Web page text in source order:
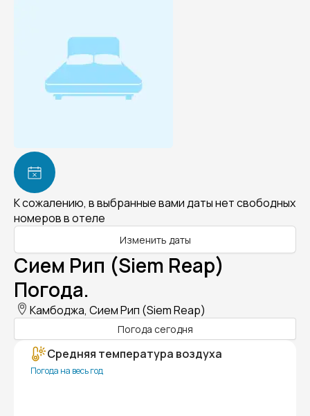
К сожалению, в выбранные вами даты нет свободных
номеров в отеле
Изменить даты
Сием Рип (Siem Reap)
Погода.
Камбоджа, Сием Рип (Siem Reap)
Погода сегодня
Средняя температура воздуха
Погода на весь год